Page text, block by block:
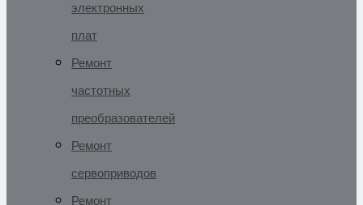
электронных
плат
Ремонт
частотных
преобразователей
Ремонт
сервоприводов
Ремонт